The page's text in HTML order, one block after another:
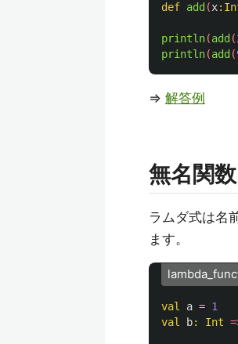
def add (x:
println(add (
println(add (
⇒ 解答例
無名関数
ラムダ式は名
ます。
val a = 1
val
b: Int